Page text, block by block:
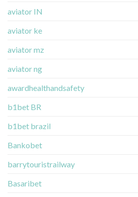
aviator IN
aviator ke
aviator mz
aviator ng
awardhealthandsafety
b1bet BR
b1bet brazil
Bankobet
barrytouristrailway
Basaribet